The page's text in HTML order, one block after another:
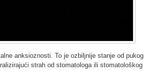
anksioznosti. To je ozbiljnije stanje od pukog
strah od stomatologa ili stomatološkog